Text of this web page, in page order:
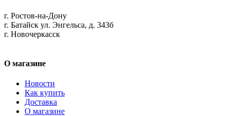
г. Ростов-на-Дону
г. Батайск ул. Энгельса, д. 343б
г. Новочеркасск
О магазине
Новости
Как купить
Доставка
О магазине